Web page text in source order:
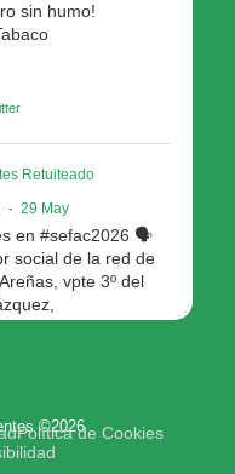
sin humo!
Retuiteado
· 29 May
en #sefac2026 🗣️
social de la red de
vpte 3º del
©2026
Política de Cookies